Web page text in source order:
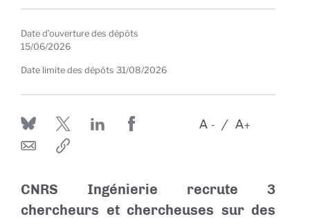
Date d’ouverture des dépôts
15/06/2026
Date limite des dépôts 31/08/2026
-
A +
A
CNRS Ingénierie recrute 3
chercheurs et chercheuses sur des